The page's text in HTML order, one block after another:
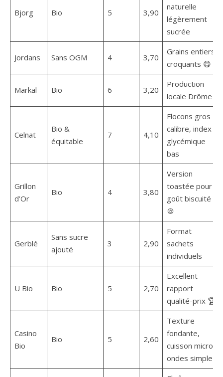
Bjorg Bio 5 3,90
naturelle
légèrement
sucrée
Jordans Sans OGM 4 3,70
Grains entiers
croquants 😋
Markal Bio 6 3,20
Production
locale Drôme
Celnat
Bio &
équitable
7 4,10
Flocons gros
calibre, index
glycémique
bas
Grillon
d’Or
Bio 4 3,80
Version
toastée pour
goût biscuité
🍪
Gerblé
Sans sucre
ajouté
3 2,90
Format
sachets
individuels
U Bio Bio 5 2,70
Excellent
rapport
qualité-prix 🏆
Casino
Bio
Bio 5 2,60
Texture
fondante,
cuisson micro-
ondes simple